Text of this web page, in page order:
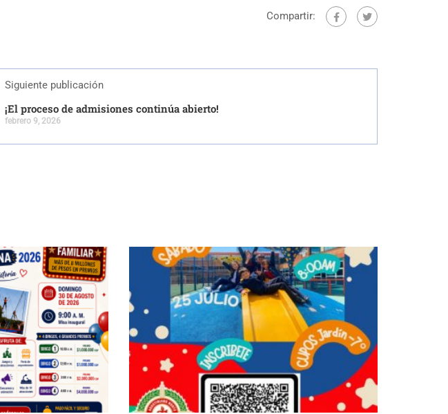
Compartir:
Siguiente publicación
¡El proceso de admisiones continúa abierto!
febrero 9, 2026